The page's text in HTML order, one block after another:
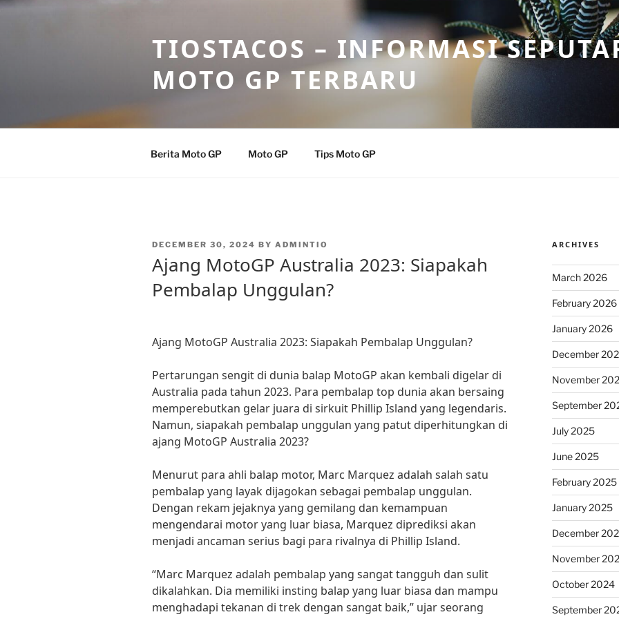
Skip
TIOSTACOS – INFORMASI
MOTO GP TERBARU
Berita Moto GP Moto GP Tips Moto GP
POSTED
DECEMBER 30, 2024 BY ADMINTIO
Ajang MotoGP Australia 2023: Siapakah
Pembalap Unggulan?
Ajang MotoGP Australia 2023: Siapakah Pembalap Unggulan?
Pertarungan sengit di dunia balap MotoGP akan kembali digelar di
Australia pada tahun 2023. Para pembalap top dunia akan bersaing
memperebutkan gelar juara di sirkuit Phillip Island yang legendaris.
Namun, siapakah pembalap unggulan yang patut diperhitungkan di
ajang MotoGP Australia 2023?
Menurut para ahli balap motor, Marc Marquez adalah salah satu
pembalap yang layak dijagokan sebagai pembalap unggulan.
Dengan rekam jejaknya yang gemilang dan kemampuan
mengendarai motor yang luar biasa, Marquez diprediksi akan
menjadi ancaman serius bagi para rivalnya di Phillip Island.
“Marc Marquez adalah pembalap yang sangat tangguh dan sulit
dikalahkan. Dia memiliki insting balap yang luar biasa dan mampu
menghadapi tekanan di trek dengan sangat baik,” ujar seorang
ARCHIVES
March 2026
February 2026
January 2026
December
November
September
July 2025
June 2025
February 2025
January 2025
December
November
October 2024
September